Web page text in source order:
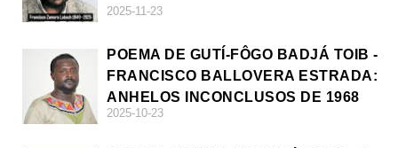
2025-11-23
POEMA DE GUTÍ-FÔGO BADJÁ TOIB -
FRANCISCO BALLOVERA ESTRADA:
ANHELOS INCONCLUSOS DE 1968
2025-10-23